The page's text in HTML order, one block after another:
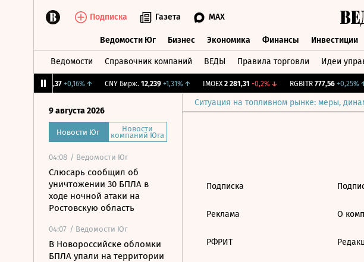
Подписка Газета MAX
Ведомости Юг Бизнес Экономика Финансы Инвестиции
Ведомости Справочник компаний ВЕДЫ Правила торговли Идеи
115,37 +0,16%↑ CNY Бирж. 12,239 +1,31%↑ IMOEX 2 281,31 -0,2%↓ RGBITR 777,56 +0,25%↑
Ситуация на топливном рынке: меры,
9 августа 2026
Новости Юг Новости
компаний Юга
04:08 / Ведомости Юг
Слюсарь сообщил об
уничтожении 30 БПЛА в
ходе ночной атаки на
Ростовскую область
04:07 / Ведомости Юг
В Новороссийске обломки
БПЛА упали на территории
Подписка
Реклама
РФРИТ
О